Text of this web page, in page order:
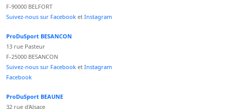
F-90000 BELFORT
Suivez-nous sur Facebook et Instagram
ProDuSport BESANCON
13 rue Pasteur
F-25000 BESANCON
Suivez-nous sur Facebook et Instagram
Facebook
ProDuSport BEAUNE
32 rue d'Alsace